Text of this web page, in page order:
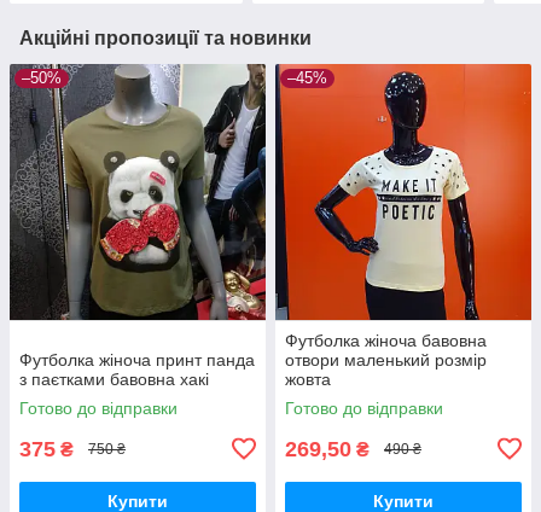
Акційні пропозиції та новинки
–50%
Футболка жіноча принт панда
з паєтками бавовна хакі
Готово до відправки
375 ₴ 750 ₴
Купити
–45%
Футболка жіноча бавовна
отвори маленький розмір
жовта
Готово до відправки
269,50 ₴ 490 ₴
Купити